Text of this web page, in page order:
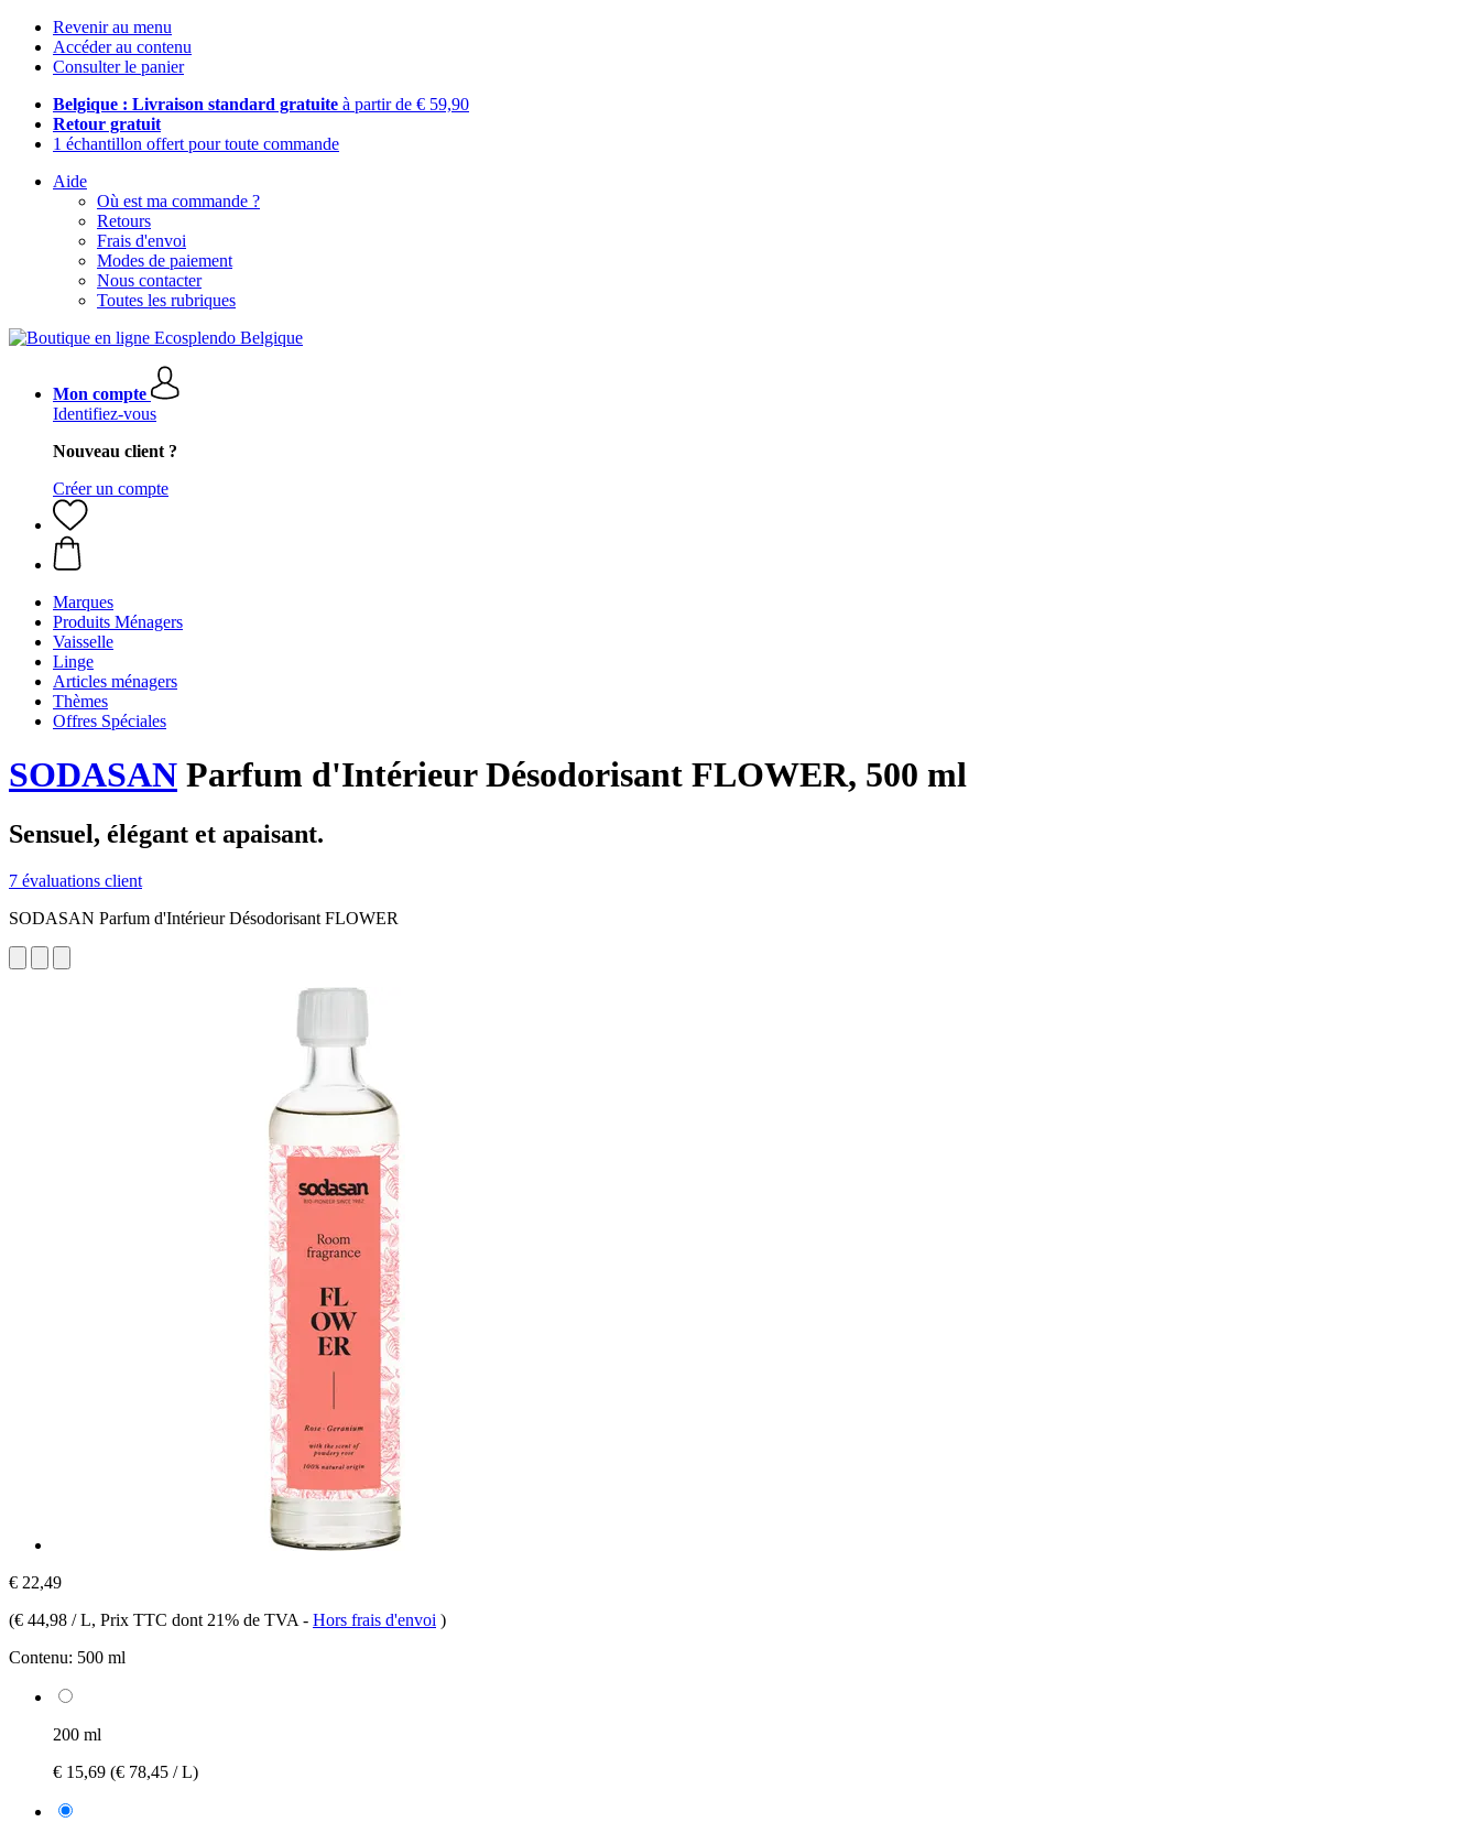
Revenir au menu
Accéder au contenu
Consulter le panier
Belgique : Livraison standard gratuite à partir de € 59,90
Retour gratuit
1 échantillon offert pour toute commande
Aide
Où est ma commande ?
Retours
Frais d'envoi
Modes de paiement
Nous contacter
Toutes les rubriques
Mon compte
Identifiez-vous
Nouveau client ?
Créer un compte
Marques
Produits Ménagers
Vaisselle
Linge
Articles ménagers
Thèmes
Offres Spéciales
SODASAN Parfum d'Intérieur Désodorisant FLOWER, 500 ml
Sensuel, élégant et apaisant.
7 évaluations client
SODASAN Parfum d'Intérieur Désodorisant FLOWER
€ 22,49
(€ 44,98 / L, Prix TTC dont 21% de TVA - Hors frais d'envoi )
Contenu: 500 ml
200 ml
€ 15,69 (€ 78,45 / L)